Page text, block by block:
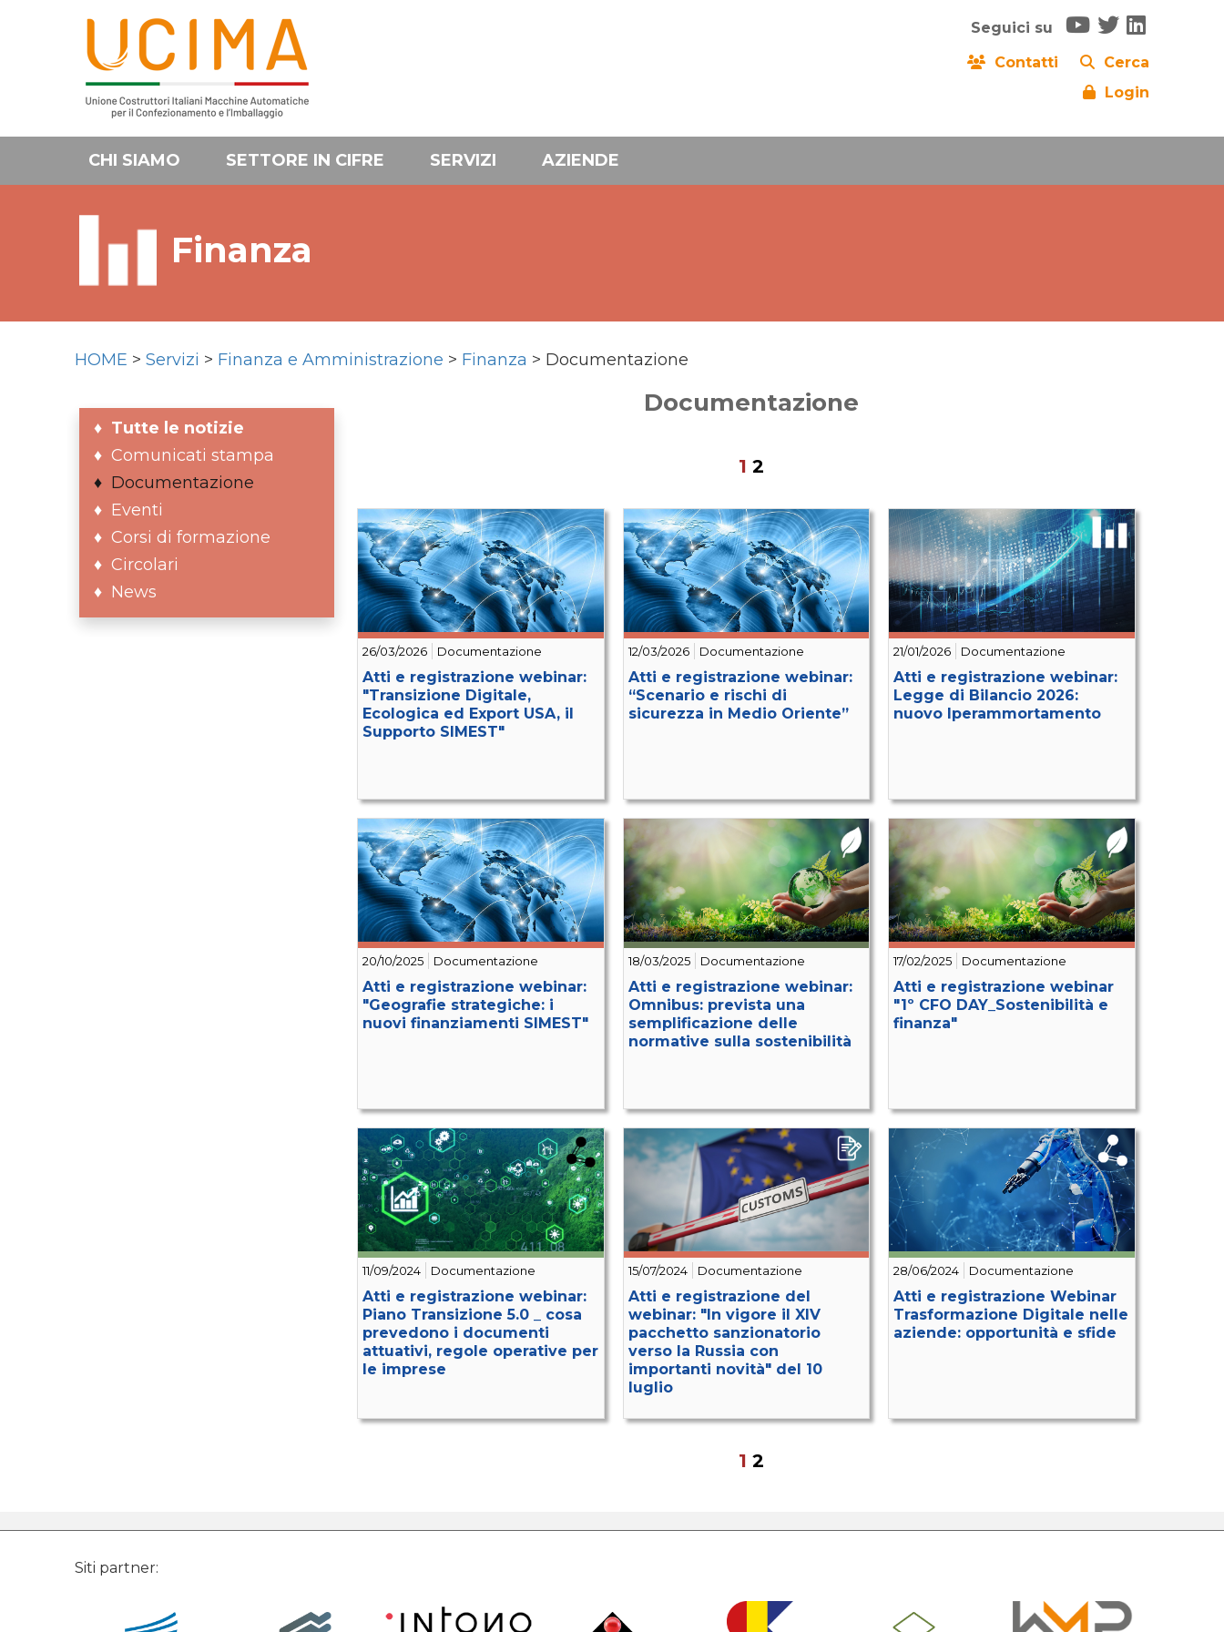
Seguici su
Contatti
Cerca
Login
CHI SIAMO SETTORE IN CIFRE SERVIZI AZIENDE
Finanza
HOME > Servizi > Finanza e Amministrazione > Finanza > Documentazione
Tutte le notizie
Comunicati stampa
Documentazione
Eventi
Corsi di formazione
Circolari
News
Documentazione
1 2
26/03/2026 Documentazione
Atti e registrazione webinar:
"Transizione Digitale,
Ecologica ed Export USA, il
Supporto SIMEST"
12/03/2026 Documentazione
Atti e registrazione webinar:
“Scenario e rischi di
sicurezza in Medio Oriente”
21/01/2026 Documentazione
Atti e registrazione webinar:
Legge di Bilancio 2026:
nuovo Iperammortamento
20/10/2025 Documentazione
Atti e registrazione webinar:
"Geografie strategiche: i
nuovi finanziamenti SIMEST"
18/03/2025 Documentazione
Atti e registrazione webinar:
Omnibus: prevista una
semplificazione delle
normative sulla sostenibilità
17/02/2025 Documentazione
Atti e registrazione webinar
"1º CFO DAY_Sostenibilità e
finanza"
11/09/2024 Documentazione
Atti e registrazione webinar:
Piano Transizione 5.0 _ cosa
prevedono i documenti
attuativi, regole operative per
le imprese
15/07/2024 Documentazione
Atti e registrazione del
webinar: "In vigore il XIV
pacchetto sanzionatorio
verso la Russia con
importanti novità" del 10
luglio
28/06/2024 Documentazione
Atti e registrazione Webinar
Trasformazione Digitale nelle
aziende: opportunità e sfide
1 2
Siti partner: